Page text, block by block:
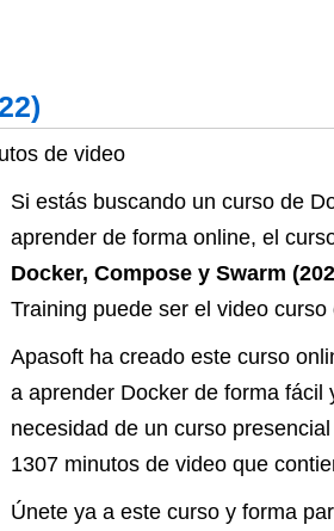
de video
Si estás buscando un curso de
aprender de forma online, el
Docker, Compose y Swarm
Training puede ser el video curso
Apasoft ha creado este curso
a aprender Docker de forma fácil
necesidad de un curso
1307 minutos de video que
Únete ya a este curso y forma